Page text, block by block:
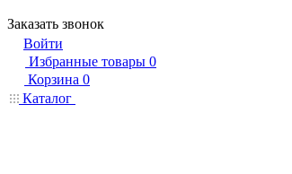
Заказать звонок
Войти
Избранные товары 0
Корзина 0
Каталог